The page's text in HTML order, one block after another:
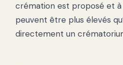
crémation est proposé et
peuvent être plus élevés
directement un